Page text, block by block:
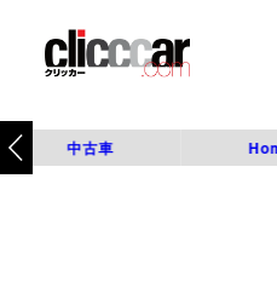
中古車